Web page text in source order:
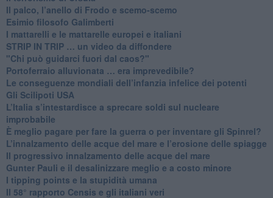
​Il palco, l’anello di Frodo e scemo-scemo
Esimio filosofo Galimberti
​I mattarelli e le mattarelle europei e italiani
​STRIP IN TRIP … un video da diffondere
"Chi può guidarci fuori dal caos?"
​Portoferraio alluvionata … era imprevedibile?
Le conseguenze mondiali dell’infanzia infelice dei potenti
​Gli Scilipoti USA
L’Italia s’intestardisce a sprecare soldi sul nucleare
improbabile
È meglio pagare per fare la guerra o per inventare gli Spinrel?
​L’innalzamento delle acque del mare e l’erosione delle spiagge
​Il progressivo innalzamento delle acque del mare
​Gunter Pauli e il desalinizzare meglio e a costo minore
I tipping points e la stupidità umana
​Il 58° rapporto Censis e gli italiani veri